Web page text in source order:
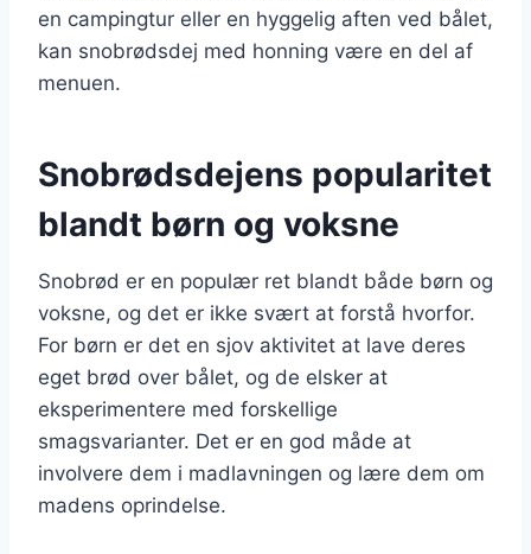
en campingtur eller en hyggelig aften ved bålet,
kan snobrødsdej med honning være en del af
menuen.
Snobrødsdejens popularitet
blandt børn og voksne
Snobrød er en populær ret blandt både børn og
voksne, og det er ikke svært at forstå hvorfor.
For børn er det en sjov aktivitet at lave deres
eget brød over bålet, og de elsker at
eksperimentere med forskellige
smagsvarianter. Det er en god måde at
involvere dem i madlavningen og lære dem om
madens oprindelse.